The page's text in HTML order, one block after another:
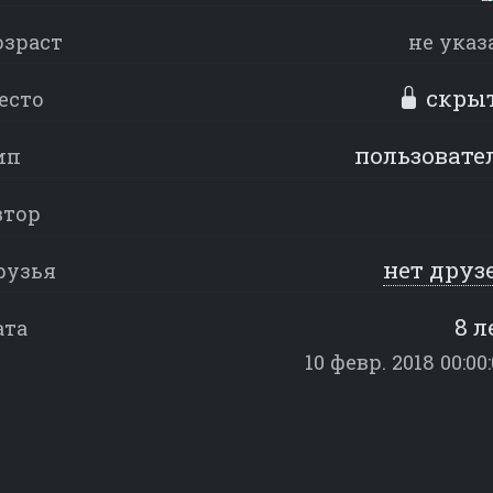
не
нет
8
10 февр. 2018